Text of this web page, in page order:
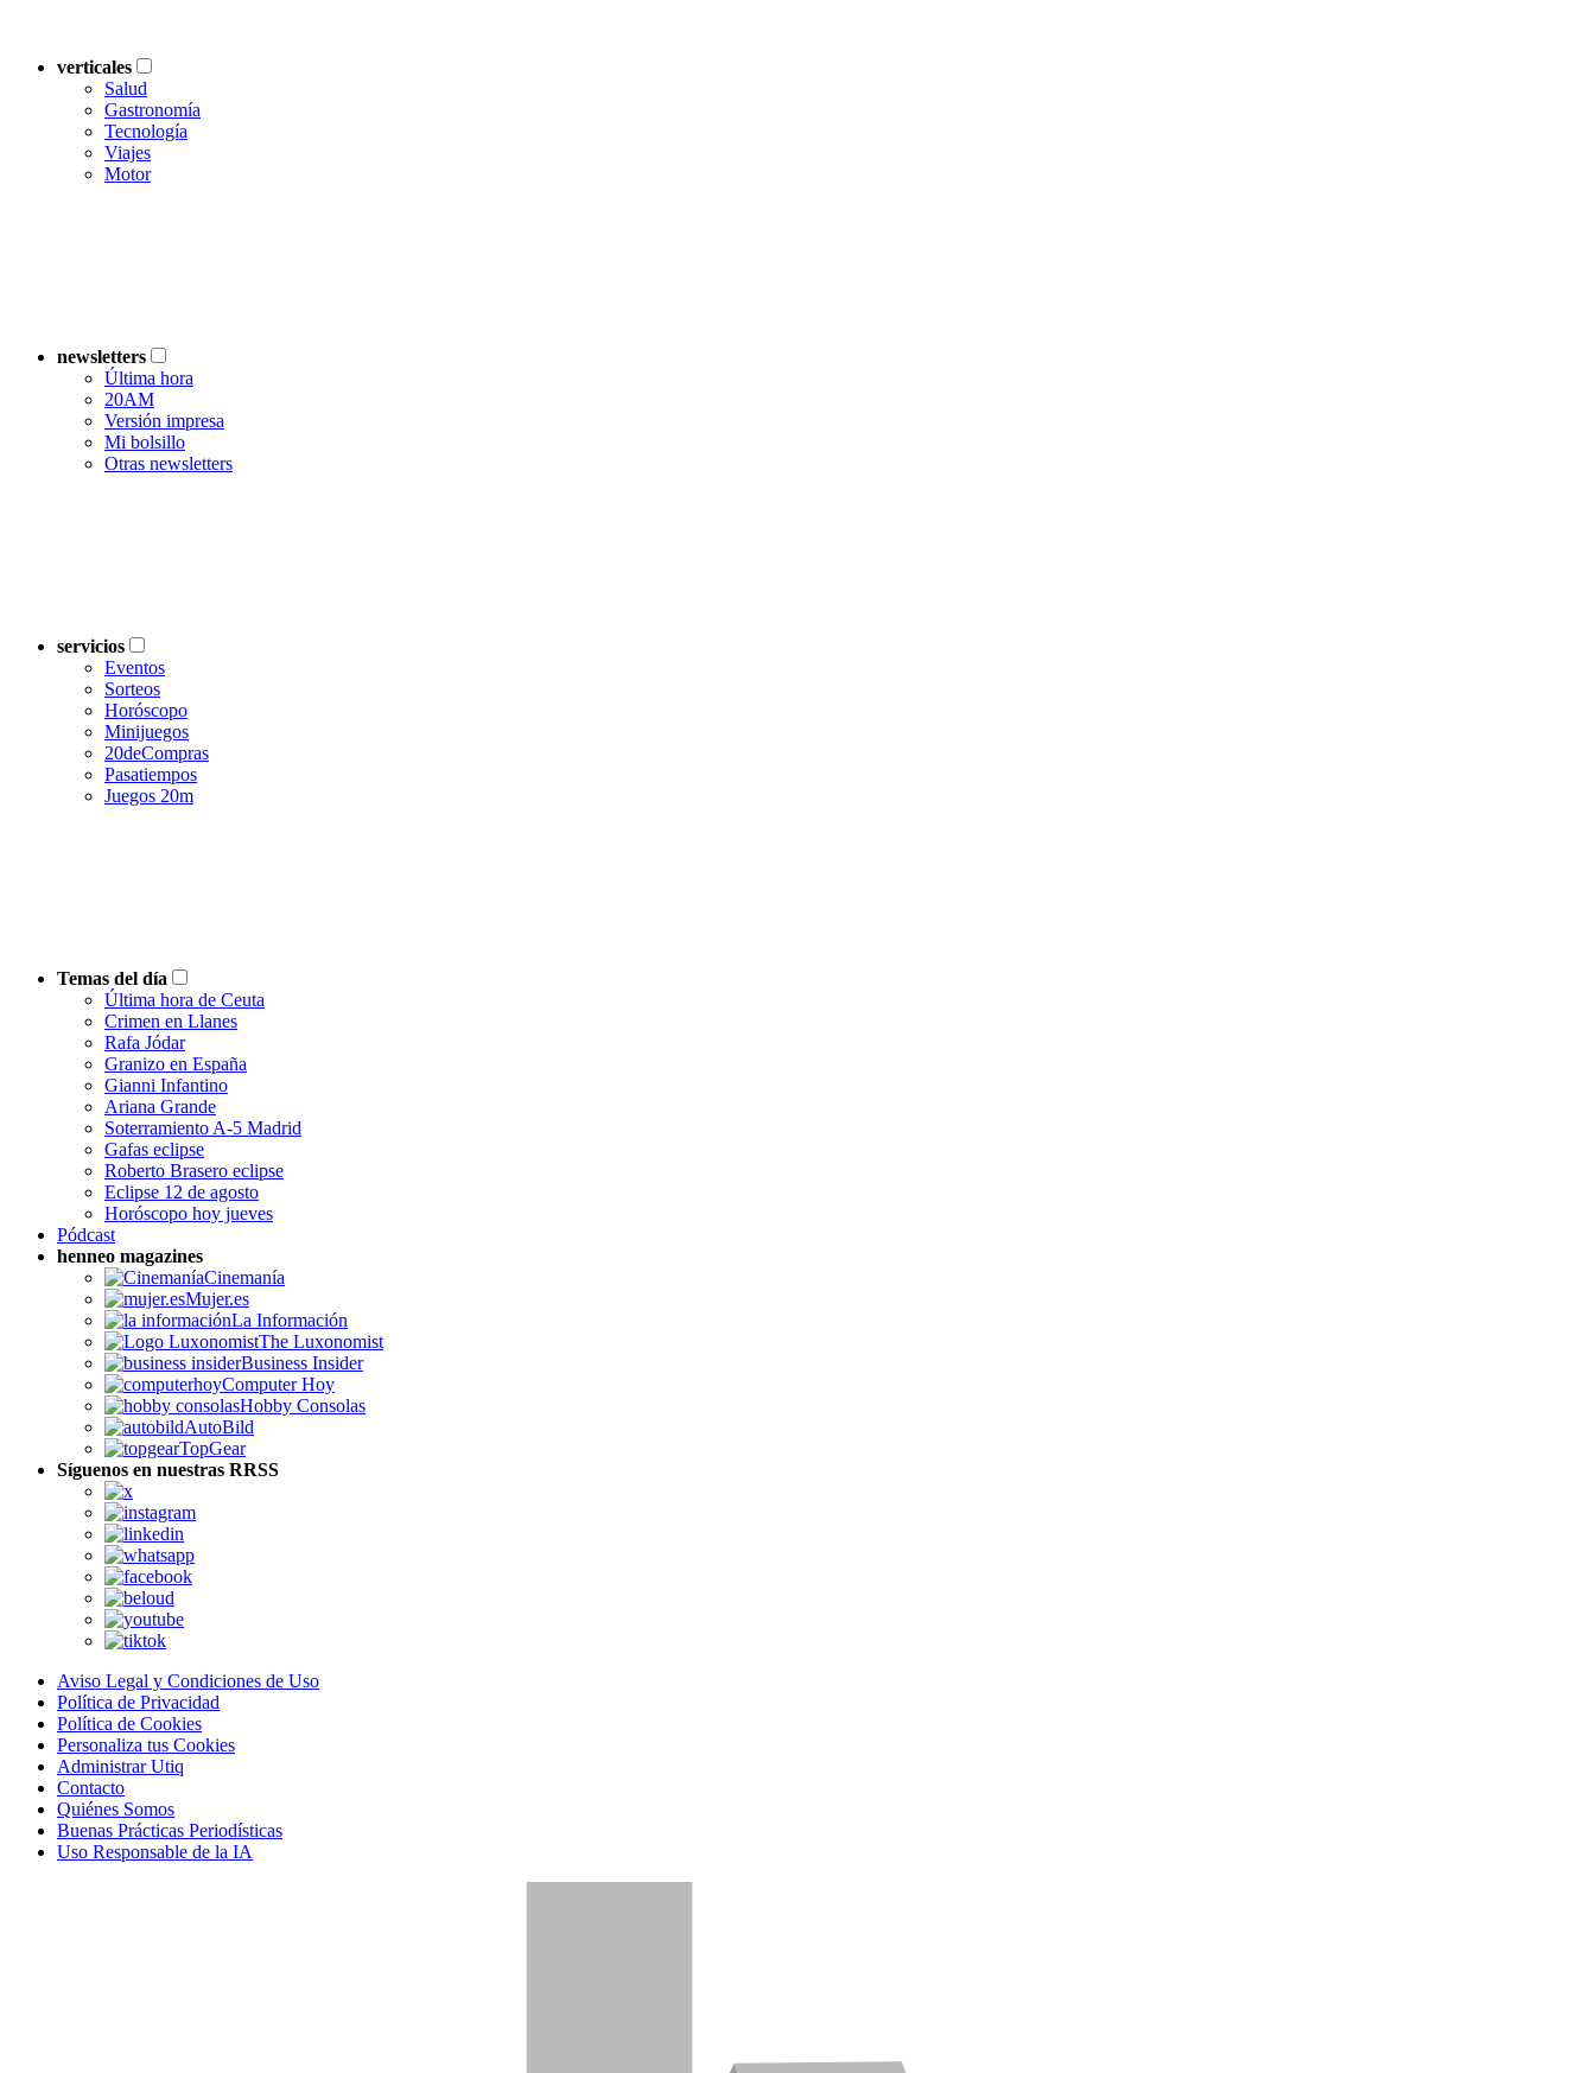
verticales
Salud
Gastronomía
Tecnología
Viajes
Motor
newsletters
Última hora
20AM
Versión impresa
Mi bolsillo
Otras newsletters
servicios
Eventos
Sorteos
Horóscopo
Minijuegos
20deCompras
Pasatiempos
Juegos 20m
Temas del día
Última hora de Ceuta
Crimen en Llanes
Rafa Jódar
Granizo en España
Gianni Infantino
Ariana Grande
Soterramiento A-5 Madrid
Gafas eclipse
Roberto Brasero eclipse
Eclipse 12 de agosto
Horóscopo hoy jueves
Pódcast
henneo magazines
Cinemanía
Mujer.es
La Información
The Luxonomist
Business Insider
Computer Hoy
Hobby Consolas
AutoBild
TopGear
Síguenos en nuestras RRSS
Aviso Legal y Condiciones de Uso
Política de Privacidad
Política de Cookies
Personaliza tus Cookies
Administrar Utiq
Contacto
Quiénes Somos
Buenas Prácticas Periodísticas
Uso Responsable de la IA